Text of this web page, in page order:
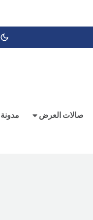
صالات العرض مدونة